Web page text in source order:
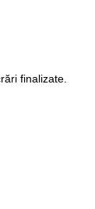
finalizate.